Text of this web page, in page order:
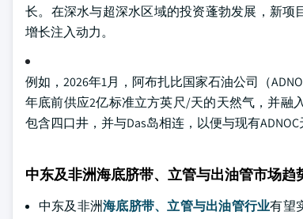
长。在深水与超深水区域的投资蓬勃发展，新
增长注入动力。
例如，2026年1月，阿布扎比国家石油公司（
年底前供应2亿标准立方英尺/天的天然气，并融
包含四口井，并与Das岛相连，以便与现有ADNOC
中东及非洲海底脐带、立管与出油管市场趋
中东及非洲海底脐带、立管与出油管行业有望